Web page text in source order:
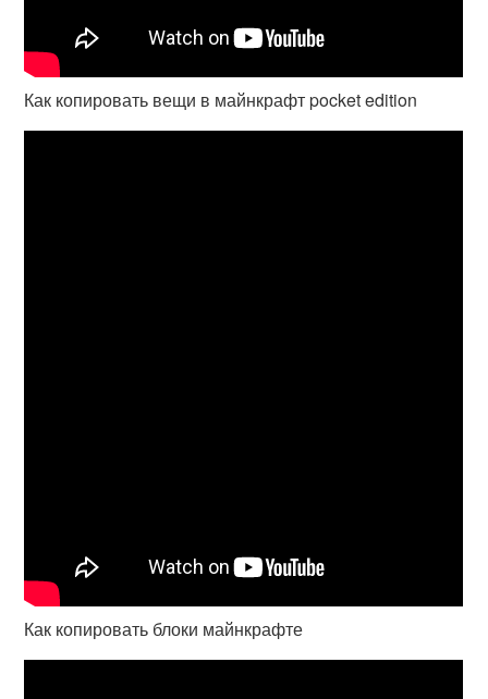
Как копировать вещи в майнкрафт pocket edition
Как копировать блоки майнкрафте